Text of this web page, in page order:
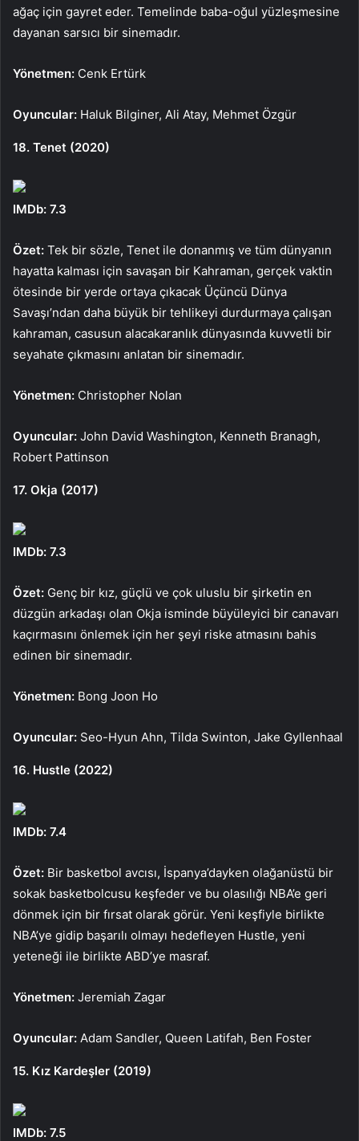
ağaç için gayret eder. Temelinde baba-oğul yüzleşmesine
dayanan sarsıcı bir sinemadır.
Yönetmen: Cenk Ertürk
Oyuncular: Haluk Bilginer, Ali Atay, Mehmet Özgür
18. Tenet (2020)
IMDb: 7.3
Özet: Tek bir sözle, Tenet ile donanmış ve tüm dünyanın
hayatta kalması için savaşan bir Kahraman, gerçek vaktin
ötesinde bir yerde ortaya çıkacak Üçüncü Dünya
Savaşı’ndan daha büyük bir tehlikeyi durdurmaya çalışan
kahraman, casusun alacakaranlık dünyasında kuvvetli bir
seyahate çıkmasını anlatan bir sinemadır.
Yönetmen: Christopher Nolan
Oyuncular: John David Washington, Kenneth Branagh,
Robert Pattinson
17. Okja (2017)
IMDb: 7.3
Özet: Genç bir kız, güçlü ve çok uluslu bir şirketin en
düzgün arkadaşı olan Okja isminde büyüleyici bir canavarı
kaçırmasını önlemek için her şeyi riske atmasını bahis
edinen bir sinemadır.
Yönetmen: Bong Joon Ho
Oyuncular: Seo-Hyun Ahn, Tilda Swinton, Jake Gyllenhaal
16. Hustle (2022)
IMDb: 7.4
Özet: Bir basketbol avcısı, İspanya’dayken olağanüstü bir
sokak basketbolcusu keşfeder ve bu olasılığı NBA’e geri
dönmek için bir fırsat olarak görür. Yeni keşfiyle birlikte
NBA’ye gidip başarılı olmayı hedefleyen Hustle, yeni
yeteneği ile birlikte ABD’ye masraf.
Yönetmen: Jeremiah Zagar
Oyuncular: Adam Sandler, Queen Latifah, Ben Foster
15. Kız Kardeşler (2019)
IMDb: 7.5